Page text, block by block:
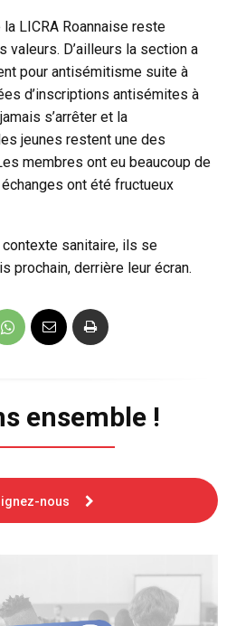
LICRA Roannaise reste
D’ailleurs la section a
pour antisémitisme suite à
d’inscriptions antisémites à
s’arrêter et la
jeunes restent une des
membres ont eu beaucoup de
ont été fructueux
contexte sanitaire, ils se
prochain, derrière leur écran.
ensemble !
nous